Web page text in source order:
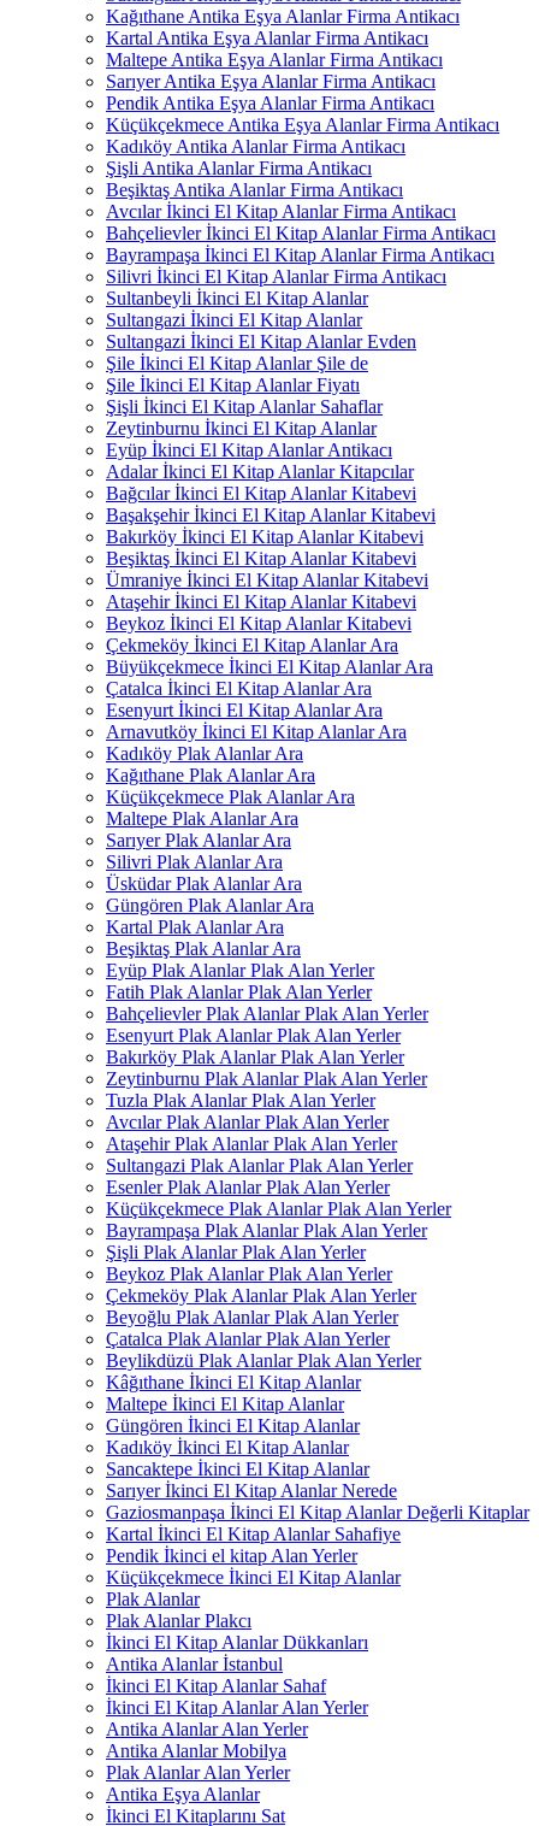
Kağıthane Antika Eşya Alanlar Firma Antikacı
Kartal Antika Eşya Alanlar Firma Antikacı
Maltepe Antika Eşya Alanlar Firma Antikacı
Sarıyer Antika Eşya Alanlar Firma Antikacı
Pendik Antika Eşya Alanlar Firma Antikacı
Küçükçekmece Antika Eşya Alanlar Firma Antikacı
Kadıköy Antika Alanlar Firma Antikacı
Şişli Antika Alanlar Firma Antikacı
Beşiktaş Antika Alanlar Firma Antikacı
Avcılar İkinci El Kitap Alanlar Firma Antikacı
Bahçelievler İkinci El Kitap Alanlar Firma Antikacı
Bayrampaşa İkinci El Kitap Alanlar Firma Antikacı
Silivri İkinci El Kitap Alanlar Firma Antikacı
Sultanbeyli İkinci El Kitap Alanlar
Sultangazi İkinci El Kitap Alanlar
Sultangazi İkinci El Kitap Alanlar Evden
Şile İkinci El Kitap Alanlar Şile de
Şile İkinci El Kitap Alanlar Fiyatı
Şişli İkinci El Kitap Alanlar Sahaflar
Zeytinburnu İkinci El Kitap Alanlar
Eyüp İkinci El Kitap Alanlar Antikacı
Adalar İkinci El Kitap Alanlar Kitapcılar
Bağcılar İkinci El Kitap Alanlar Kitabevi
Başakşehir İkinci El Kitap Alanlar Kitabevi
Bakırköy İkinci El Kitap Alanlar Kitabevi
Beşiktaş İkinci El Kitap Alanlar Kitabevi
Ümraniye İkinci El Kitap Alanlar Kitabevi
Ataşehir İkinci El Kitap Alanlar Kitabevi
Beykoz İkinci El Kitap Alanlar Kitabevi
Çekmeköy İkinci El Kitap Alanlar Ara
Büyükçekmece İkinci El Kitap Alanlar Ara
Çatalca İkinci El Kitap Alanlar Ara
Esenyurt İkinci El Kitap Alanlar Ara
Arnavutköy İkinci El Kitap Alanlar Ara
Kadıköy Plak Alanlar Ara
Kağıthane Plak Alanlar Ara
Küçükçekmece Plak Alanlar Ara
Maltepe Plak Alanlar Ara
Sarıyer Plak Alanlar Ara
Silivri Plak Alanlar Ara
Üsküdar Plak Alanlar Ara
Güngören Plak Alanlar Ara
Kartal Plak Alanlar Ara
Beşiktaş Plak Alanlar Ara
Eyüp Plak Alanlar Plak Alan Yerler
Fatih Plak Alanlar Plak Alan Yerler
Bahçelievler Plak Alanlar Plak Alan Yerler
Esenyurt Plak Alanlar Plak Alan Yerler
Bakırköy Plak Alanlar Plak Alan Yerler
Zeytinburnu Plak Alanlar Plak Alan Yerler
Tuzla Plak Alanlar Plak Alan Yerler
Avcılar Plak Alanlar Plak Alan Yerler
Ataşehir Plak Alanlar Plak Alan Yerler
Sultangazi Plak Alanlar Plak Alan Yerler
Esenler Plak Alanlar Plak Alan Yerler
Küçükçekmece Plak Alanlar Plak Alan Yerler
Bayrampaşa Plak Alanlar Plak Alan Yerler
Şişli Plak Alanlar Plak Alan Yerler
Beykoz Plak Alanlar Plak Alan Yerler
Çekmeköy Plak Alanlar Plak Alan Yerler
Beyoğlu Plak Alanlar Plak Alan Yerler
Çatalca Plak Alanlar Plak Alan Yerler
Beylikdüzü Plak Alanlar Plak Alan Yerler
Kâğıthane İkinci El Kitap Alanlar
Maltepe İkinci El Kitap Alanlar
Güngören İkinci El Kitap Alanlar
Kadıköy İkinci El Kitap Alanlar
Sancaktepe İkinci El Kitap Alanlar
Sarıyer İkinci El Kitap Alanlar Nerede
Gaziosmanpaşa İkinci El Kitap Alanlar Değerli Kitaplar
Kartal İkinci El Kitap Alanlar Sahafiye
Pendik İkinci el kitap Alan Yerler
Küçükçekmece İkinci El Kitap Alanlar
Plak Alanlar
Plak Alanlar Plakcı
İkinci El Kitap Alanlar Dükkanları
Antika Alanlar İstanbul
İkinci El Kitap Alanlar Sahaf
İkinci El Kitap Alanlar Alan Yerler
Antika Alanlar Alan Yerler
Antika Alanlar Mobilya
Plak Alanlar Alan Yerler
Antika Eşya Alanlar
İkinci El Kitaplarını Sat